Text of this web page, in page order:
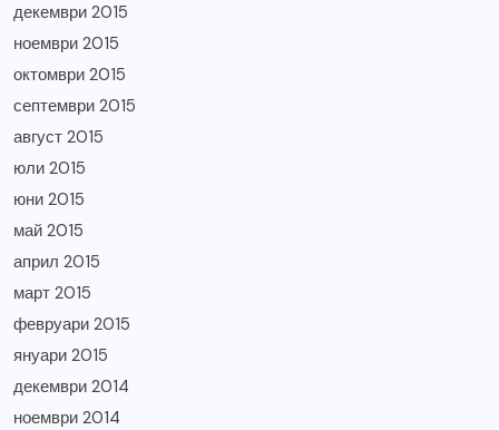
декември 2015
ноември 2015
октомври 2015
септември 2015
август 2015
юли 2015
юни 2015
май 2015
април 2015
март 2015
февруари 2015
януари 2015
декември 2014
ноември 2014